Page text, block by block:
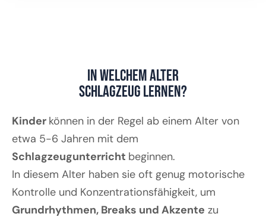
In welchem Alter
Schlagzeug lernen?
Kinder können in der Regel ab einem Alter von
etwa 5-6 Jahren mit dem
Schlagzeugunterricht beginnen.
In diesem Alter haben sie oft genug motorische
Kontrolle und Konzentrationsfähigkeit, um
Grundrhythmen, Breaks und Akzente zu